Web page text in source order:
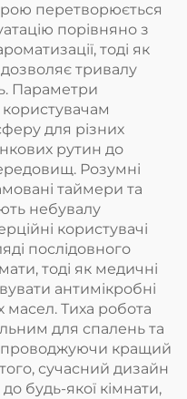
перетворюється
порівняно з
тоді як
дозволяє тривалу
Параметри
для різних
рутин до
Розумні
таймери та
небувалу
користувачі
послідовного
тоді як медичні
антимікробні
масел. Тиха робота
для спалень та
кращий
сучасний дизайн
будь-якої кімнати,